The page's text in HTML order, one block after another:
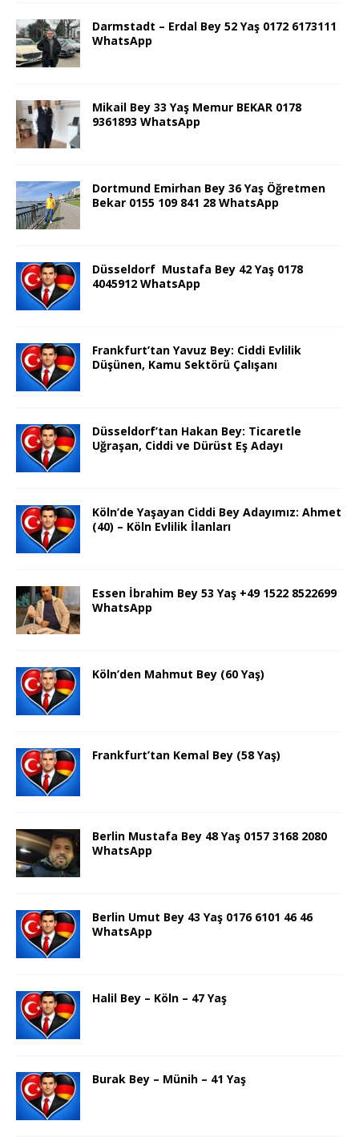
Darmstadt – Erdal Bey 52 Yaş 0172 6173111
WhatsApp
Mikail Bey 33 Yaş Memur BEKAR 0178
9361893 WhatsApp
Dortmund Emirhan Bey 36 Yaş Öğretmen
Bekar 0155 109 841 28 WhatsApp
Düsseldorf Mustafa Bey 42 Yaş 0178
4045912 WhatsApp
Frankfurt’tan Yavuz Bey: Ciddi Evlilik
Düşünen, Kamu Sektörü Çalışanı
Düsseldorf’tan Hakan Bey: Ticaretle
Uğraşan, Ciddi ve Dürüst Eş Adayı
Köln’de Yaşayan Ciddi Bey Adayımız: Ahmet
(40) – Köln Evlilik İlanları
Essen İbrahim Bey 53 Yaş +49 1522 8522699
WhatsApp
Köln’den Mahmut Bey (60 Yaş)
Frankfurt’tan Kemal Bey (58 Yaş)
Berlin Mustafa Bey 48 Yaş 0157 3168 2080
WhatsApp
Berlin Umut Bey 43 Yaş 0176 6101 46 46
WhatsApp
Halil Bey – Köln – 47 Yaş
Burak Bey – Münih – 41 Yaş